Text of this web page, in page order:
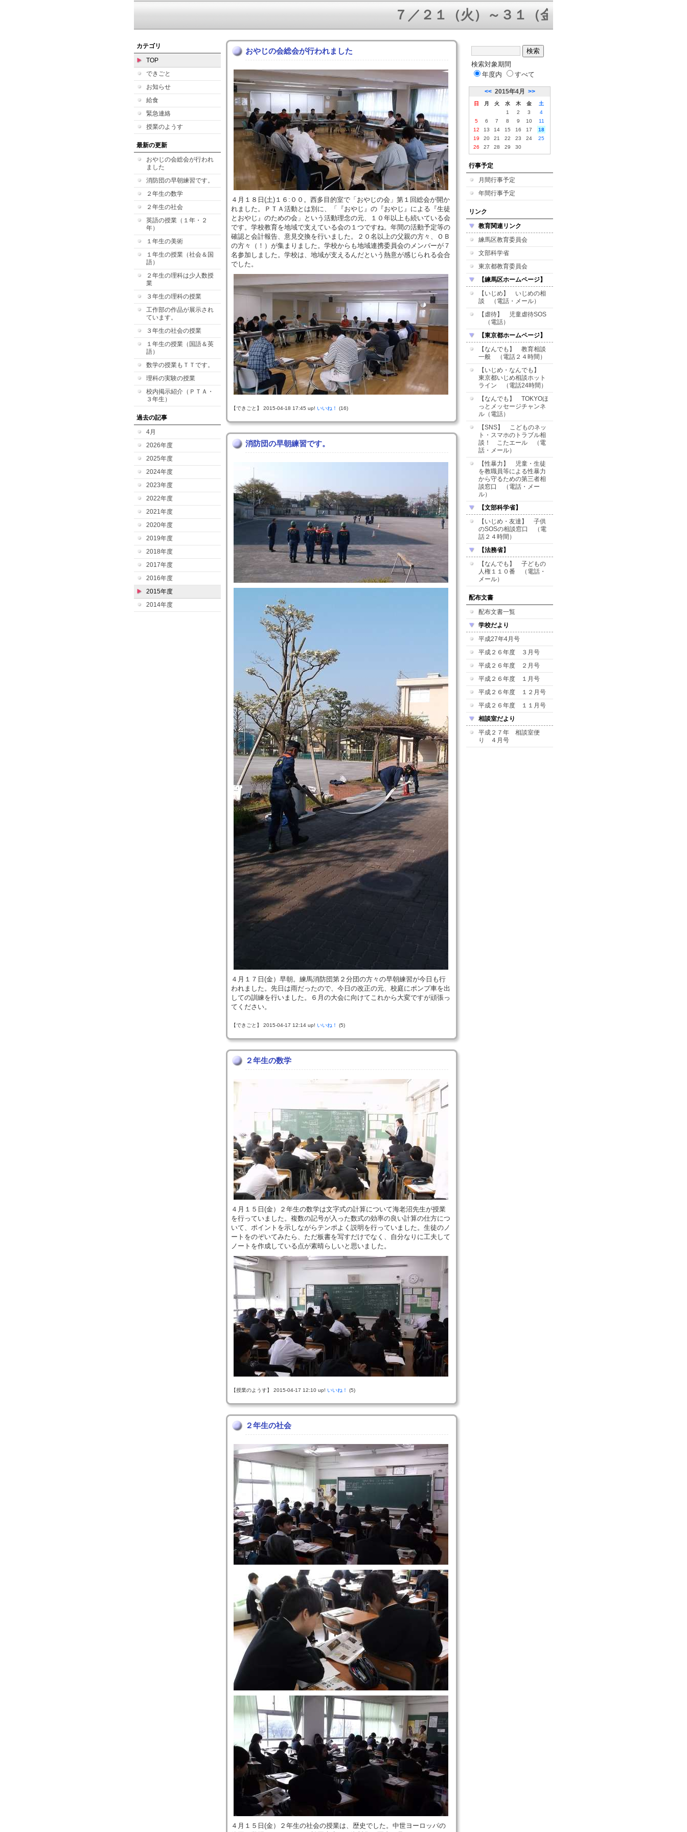
７／２１（火）～３１（金）三者面談 ８／５（
カテゴリ
TOP
できごと
お知らせ
給食
緊急連絡
授業のようす
最新の更新
おやじの会総会が行われ
ました
消防団の早朝練習です。
２年生の数学
２年生の社会
英語の授業（１年・２
年）
１年生の美術
１年生の授業（社会＆国
語）
２年生の理科は少人数授
業
３年生の理科の授業
工作部の作品が展示され
ています。
３年生の社会の授業
１年生の授業（国語＆英
語）
数学の授業もＴＴです。
理科の実験の授業
校内掲示紹介（ＰＴＡ・
３年生）
過去の記事
4月
2026年度
2025年度
2024年度
2023年度
2022年度
2021年度
2020年度
2019年度
2018年度
2017年度
2016年度
2015年度
2014年度
おやじの会総会が行われました
４月１８日(土)１６:００。西多目的室で「おやじの会」第１回総会が開か
れました。ＰＴＡ活動とは別に、「『おやじ』の『おやじ』による『生徒
とおやじ』のための会」という活動理念の元、１０年以上も続いている会
です。学校教育を地域で支えている会の１つですね。年間の活動予定等の
確認と会計報告、意見交換を行いました。２０名以上の父親の方々、ＯＢ
の方々（！）が集まりました。学校からも地域連携委員会のメンバーが７
名参加しました。学校は、地域が支えるんだという熱意が感じられる会合
でした。
【できごと】 2015-04-18 17:45 up! いいね！ (16)
消防団の早朝練習です。
４月１７日(金）早朝。練馬消防団第２分団の方々の早朝練習が今日も行
われました。先日は雨だったので、今日の改正の元、校庭にポンプ車を出
しての訓練を行いました。６月の大会に向けてこれから大変ですが頑張っ
てください。
【できごと】 2015-04-17 12:14 up! いいね！ (5)
２年生の数学
４月１５日(金）２年生の数学は文字式の計算について海老沼先生が授業
を行っていました。複数の記号が入った数式の効率の良い計算の仕方につ
いて、ポイントを示しながらテンポよく説明を行っていました。生徒のノ
ートをのぞいてみたら、ただ板書を写すだけでなく、自分なりに工夫して
ノートを作成している点が素晴らしいと思いました。
【授業のようす】 2015-04-17 12:10 up! いいね！ (5)
２年生の社会
４月１５日(金）２年生の社会の授業は、歴史でした。中世ヨーロッパの
検索対象期間
年度内
すべて
<< 2015年4月 >>
日 月 火 水 木 金
土
1
2 3
4
5
6 7 8 9 10
11
12
13 14 15 16 17
18
19
20 21 22 23 24
25
26
27 28 29 30
行事予定
月間行事予定
年間行事予定
リンク
教育関連リンク
練馬区教育委員会
文部科学省
東京都教育委員会
【練馬区ホームページ】
【いじめ】 いじめの相
談 （電話・メール）
【虐待】 児童虐待SOS
（電話）
【東京都ホームページ】
【なんでも】 教育相談
一般 （電話２４時間）
【いじめ・なんでも】
東京都いじめ相談ホット
ライン （電話24時間）
【なんでも】 TOKYOほ
っとメッセージチャンネ
ル（電話）
【SNS】 こどものネッ
ト・スマホのトラブル相
談！ こたエール （電
話・メール）
【性暴力】 児童・生徒
を教職員等による性暴力
から守るための第三者相
談窓口 （電話・メー
ル）
【文部科学省】
【いじめ・友達】 子供
のSOSの相談窓口 （電
話２４時間）
【法務省】
【なんでも】 子どもの
人権１１０番 （電話・
メール）
配布文書
配布文書一覧
学校だより
平成27年4月号
平成２６年度 ３月号
平成２６年度 ２月号
平成２６年度 １月号
平成２６年度 １２月号
平成２６年度 １１月号
相談室だより
平成２７年 相談室便
り ４月号